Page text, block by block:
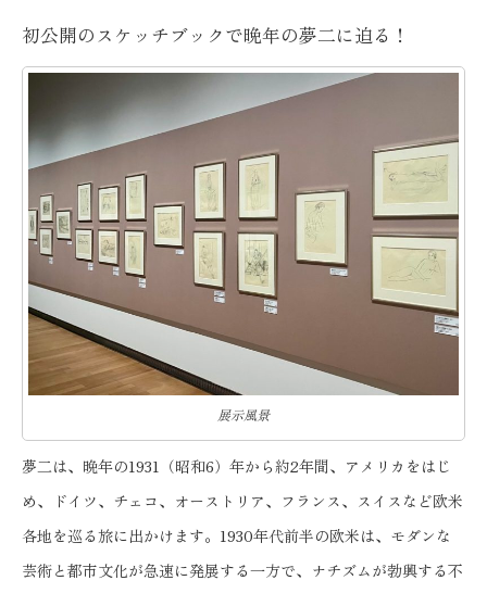
初公開のスケッチブックで晩年の夢二に迫る！
展示風景
夢二は、晩年の1931（昭和6）年から約2年間、アメリカをはじ
め、ドイツ、チェコ、オーストリア、フランス、スイスなど欧米
各地を巡る旅に出かけます。1930年代前半の欧米は、モダンな
芸術と都市文化が急速に発展する一方で、ナチズムが勃興する不